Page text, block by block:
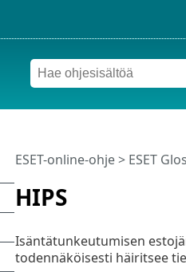
HIPS
ESET-online-ohje> ESET
Isäntätunkeutumisen
todennäköisesti häiritsee